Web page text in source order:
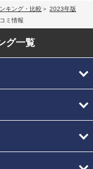
キング・比較
2023年版
ミ情報
グ一覧